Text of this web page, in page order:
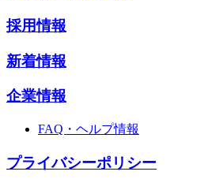
採用情報
新着情報
企業情報
FAQ・ヘルプ情報
プライバシーポリシー